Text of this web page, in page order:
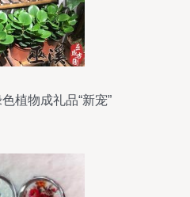
植物成礼品“新宠”